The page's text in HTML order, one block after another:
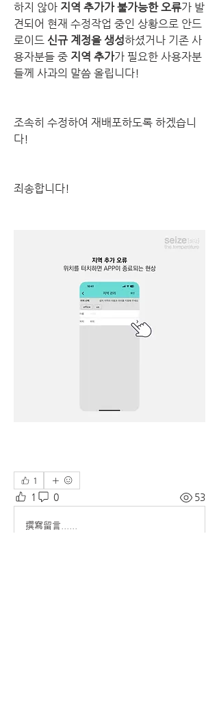
하지 않아 지역 추가가 불가능한 오류가 발
견되어 현재 수정작업 중인 상황으로 안드
로이드 신규 계정을 생성하셨거나 기존 사
용자분들 중 지역 추가가 필요한 사용자분
들께 사과의 말씀 올립니다!
조속히 수정하여 재배포하도록 하겠습니
다!
죄송합니다!
1
1 0 53
撰寫留言......